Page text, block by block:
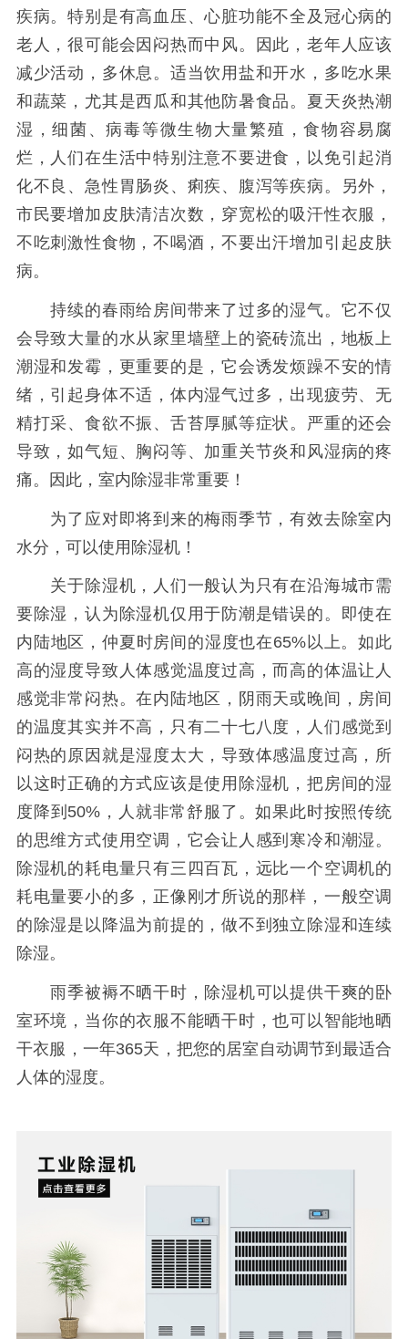
疾病。特别是有高血压、心脏功能不全及冠心病的
老人，很可能会因闷热而中风。因此，老年人应该
减少活动，多休息。适当饮用盐和开水，多吃水果
和蔬菜，尤其是西瓜和其他防暑食品。夏天炎热潮
湿，细菌、病毒等微生物大量繁殖，食物容易腐
烂，人们在生活中特别注意不要进食，以免引起消
化不良、急性胃肠炎、痢疾、腹泻等疾病。另外，
市民要增加皮肤清洁次数，穿宽松的吸汗性衣服，
不吃刺激性食物，不喝酒，不要出汗增加引起皮肤
病。
持续的春雨给房间带来了过多的湿气。它不仅
会导致大量的水从家里墙壁上的瓷砖流出，地板上
潮湿和发霉，更重要的是，它会诱发烦躁不安的情
绪，引起身体不适，体内湿气过多，出现疲劳、无
精打采、食欲不振、舌苔厚腻等症状。严重的还会
导致，如气短、胸闷等、加重关节炎和风湿病的疼
痛。因此，室内除湿非常重要！
为了应对即将到来的梅雨季节，有效去除室内
水分，可以使用除湿机！
关于除湿机，人们一般认为只有在沿海城市需
要除湿，认为除湿机仅用于防潮是错误的。即使在
内陆地区，仲夏时房间的湿度也在65%以上。如此
高的湿度导致人体感觉温度过高，而高的体温让人
感觉非常闷热。在内陆地区，阴雨天或晚间，房间
的温度其实并不高，只有二十七八度，人们感觉到
闷热的原因就是湿度太大，导致体感温度过高，所
以这时正确的方式应该是使用除湿机，把房间的湿
度降到50%，人就非常舒服了。如果此时按照传统
的思维方式使用空调，它会让人感到寒冷和潮湿。
除湿机的耗电量只有三四百瓦，远比一个空调机的
耗电量要小的多，正像刚才所说的那样，一般空调
的除湿是以降温为前提的，做不到独立除湿和连续
除湿。
雨季被褥不晒干时，除湿机可以提供干爽的卧
室环境，当你的衣服不能晒干时，也可以智能地晒
干衣服，一年365天，把您的居室自动调节到最适合
人体的湿度。